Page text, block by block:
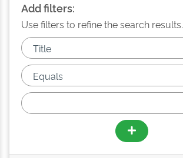
Add filters:
Use filters to refine the search results.